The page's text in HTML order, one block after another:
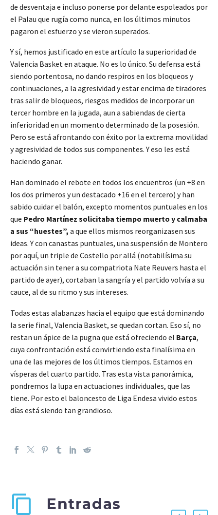
de desventaja e incluso ponerse por delante espoleados por
el Palau que rugía como nunca, en los últimos minutos
pagaron el esfuerzo y se vieron superados.
Y sí, hemos justificado en este artículo la superioridad de
Valencia Basket en ataque. No es lo único. Su defensa está
siendo portentosa, no dando respiros en los bloqueos y
continuaciones, a la agresividad y estar encima de tiradores
tras salir de bloqueos, riesgos medidos de incorporar un
tercer hombre en la jugada, aun a sabiendas de cierta
inferioridad en un momento determinado de la posesión.
Pero se está afrontando con éxito por la extrema movilidad
y agresividad de todos sus componentes. Y eso les está
haciendo ganar.
Han dominado el rebote en todos los encuentros (un +8 en
los dos primeros y un destacado +16 en el tercero) y han
sabido cuidar el balón, excepto momentos puntuales en los
que Pedro Martínez solicitaba tiempo muerto y calmaba
a sus “huestes”, a que ellos mismos reorganizasen sus
ideas. Y con canastas puntuales, una suspensión de Montero
por aquí, un triple de Costello por allá (notabilísima su
actuación sin tener a su compatriota Nate Reuvers hasta el
partido de ayer), cortaban la sangría y el partido volvía a su
cauce, al de su ritmo y sus intereses.
Todas estas alabanzas hacia el equipo que está dominando
la serie final, Valencia Basket, se quedan cortan. Eso sí, no
restan un ápice de la pugna que está ofreciendo el Barça,
cuya confrontación está convirtiendo esta finalísima en
una de las mejores de los últimos tiempos. Estamos en
vísperas del cuarto partido. Tras esta vista panorámica,
pondremos la lupa en actuaciones individuales, que las
tiene. Por esto el baloncesto de Liga Endesa vivido estos
días está siendo tan grandioso.
Entradas